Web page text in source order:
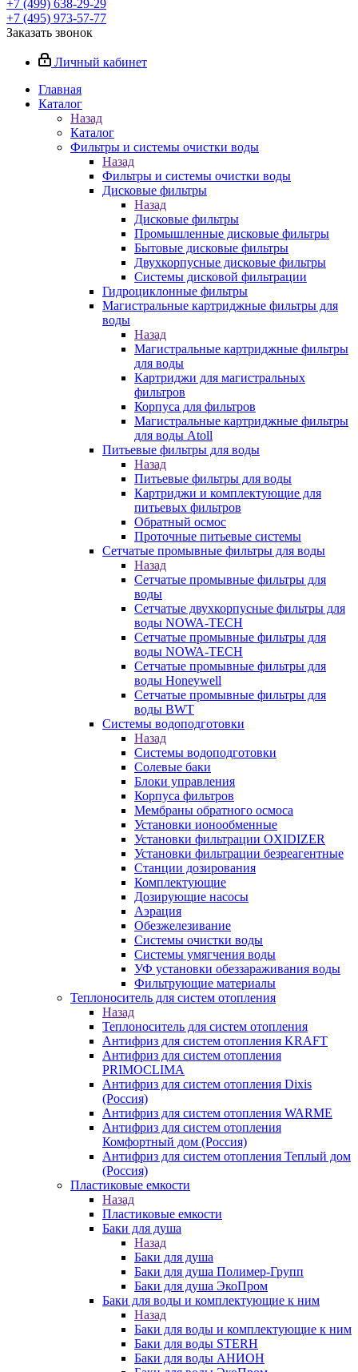
+7 (499) 638-29-29
+7 (495) 973-57-77
Заказать звонок
Личный кабинет
Главная
Каталог
Назад
Каталог
Фильтры и системы очистки воды
Назад
Фильтры и системы очистки воды
Дисковые фильтры
Назад
Дисковые фильтры
Промышленные дисковые фильтры
Бытовые дисковые фильтры
Двухкорпусные дисковые фильтры
Системы дисковой фильтрации
Гидроциклонные фильтры
Магистральные картриджные фильтры для
воды
Назад
Магистральные картриджные фильтры
для воды
Картриджи для магистральных
фильтров
Корпуса для фильтров
Магистральные картриджные фильтры
для воды Atoll
Питьевые фильтры для воды
Назад
Питьевые фильтры для воды
Картриджи и комплектующие для
питьевых фильтров
Обратный осмос
Проточные питьевые системы
Сетчатые промывные фильтры для воды
Назад
Сетчатые промывные фильтры для
воды
Сетчатые двухкорпусные фильтры для
воды NOWA-TECH
Сетчатые промывные фильтры для
воды NOWA-TECH
Сетчатые промывные фильтры для
воды Honeywell
Сетчатые промывные фильтры для
воды BWT
Системы водоподготовки
Назад
Системы водоподготовки
Солевые баки
Блоки управления
Корпуса фильтров
Мембраны обратного осмоса
Установки ионообменные
Установки фильтрации OXIDIZER
Установки фильтрации безреагентные
Станции дозирования
Комплектующие
Дозирующие насосы
Аэрация
Обезжелезивание
Системы очистки воды
Системы умягчения воды
УФ установки обеззараживания воды
Фильтрующие материалы
Теплоноситель для систем отопления
Назад
Теплоноситель для систем отопления
Антифриз для систем отопления KRAFT
Антифриз для систем отопления
PRIMOCLIMA
Антифриз для систем отопления Dixis
(Россия)
Антифриз для систем отопления WARME
Антифриз для систем отопления
Комфортный дом (Россия)
Антифриз для систем отопления Теплый дом
(Россия)
Пластиковые емкости
Назад
Пластиковые емкости
Баки для душа
Назад
Баки для душа
Баки для душа Полимер-Групп
Баки для душа ЭкоПром
Баки для воды и комплектующие к ним
Назад
Баки для воды и комплектующие к ним
Баки для воды STERH
Баки для воды АНИОН